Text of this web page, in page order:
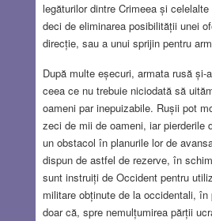
legăturilor dintre Crimeea și
deci de eliminarea posibilității unei
direcție, sau a unui sprijin pentru
După multe eșecuri, armata rusă
ceea ce nu trebuie niciodată să
oameni par inepuizabile. Rușii pot
zeci de mii de oameni, iar pierderile
un obstacol în planurile lor de
dispun de astfel de rezerve, în
sunt instruiți de Occident pentru
militare obținute de la occidentali, în
doar că, spre nemulțumirea părții